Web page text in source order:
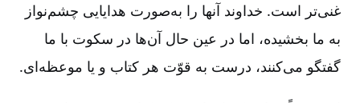
غنی‌تر است. خداوند آنها را به‌صورت هدایایی چشم‌نواز
به ما بخشیده، اما در عین حال آن‌ها در سکوت با ما
گفتگو می‌کنند، درست به قوّت هر کتاب و یا موعظه‌ای.